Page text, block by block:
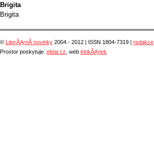
Brigita
Brigita
© LiterĂĄrnĂ­ novinky 2004 - 2012 | ISSN 1804-7319 | redakce
Prostor poskytuje: eldar.cz , web klokĂĄnek